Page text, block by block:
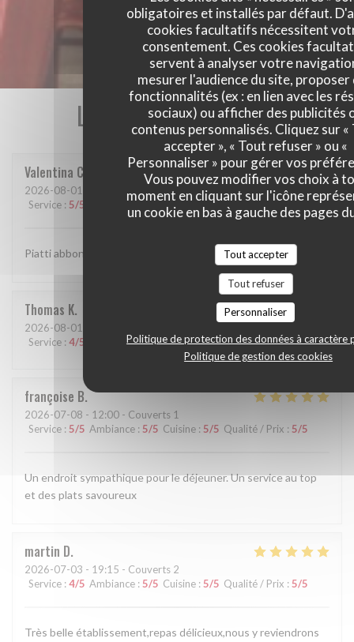
obligatoires et installés par défaut.
cookies facultatifs nécessitent
consentement. Ces cookies
servent à analyser votre
mesurer l'audience du site, proposer
fonctionnalités (ex : en lien avec les
sociaux) ou afficher des publicités
contenus personnalisés. Cliquez sur «
accepter », « Tout refuser » ou «
Personnaliser » pour gérer vos
Vous pouvez modifier vos choix à
moment en cliquant sur l'icône
un cookie en bas à gauche des pages
Tout accepter
Tout refuser
Personnaliser
Politique de protection des données à caractère
Politique de gestion des cookies
Les avis de nos clients
Valentina C
2026-08-01
- 20:45 - Couverts 2
Service : 5/5 Ambiance:4/5 Cuisine :5/5 Qualité / Prix: 5/5
Piatti abbondanti ed originali.
Thomas K
2026-08-01
Service : 4/5 Ambiance:4/5 Cuisine:5/5 Qualité / Prix:4/5
françoise B
2026-07-08 - 12:00 - Couverts 1
Service : 5/5 Ambiance : 5/5 Cuisine : 5/5 Qualité / Prix : 5/5
Un endroit sympathique pour le déjeuner. Un service au top
et des plats savoureux
martin D
2026-07-03 - 19:15 - Couverts 2
Service : 4/5 Ambiance : 5/5 Cuisine : 5/5 Qualité / Prix : 5/5
Très belle établissement,repas délicieux,nous y reviendrons